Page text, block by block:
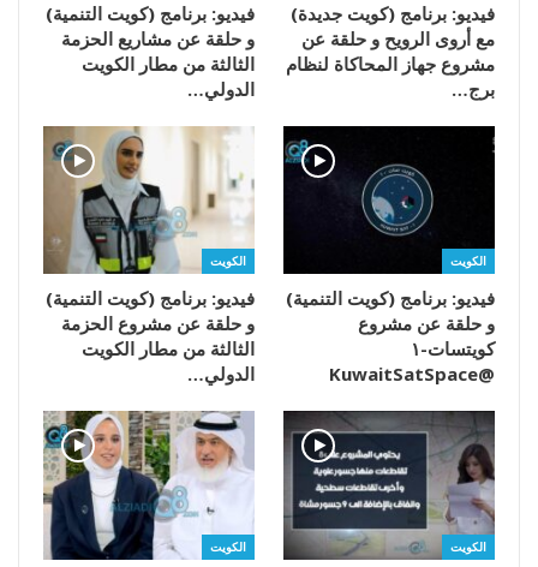
فيديو: برنامج (كويت جديدة)
مع أروى الرويح و حلقة عن
مشروع جهاز المحاكاة لنظام
برج…
فيديو: برنامج (كويت التنمية)
و حلقة عن مشاريع الحزمة
الثالثة من مطار الكويت
الدولي…
الكويت
فيديو: برنامج (كويت التنمية)
و حلقة عن مشروع
كويتسات-١
@KuwaitSatSpace
الكويت
فيديو: برنامج (كويت التنمية)
و حلقة عن مشروع الحزمة
الثالثة من مطار الكويت
الدولي…
الكويت الكويت